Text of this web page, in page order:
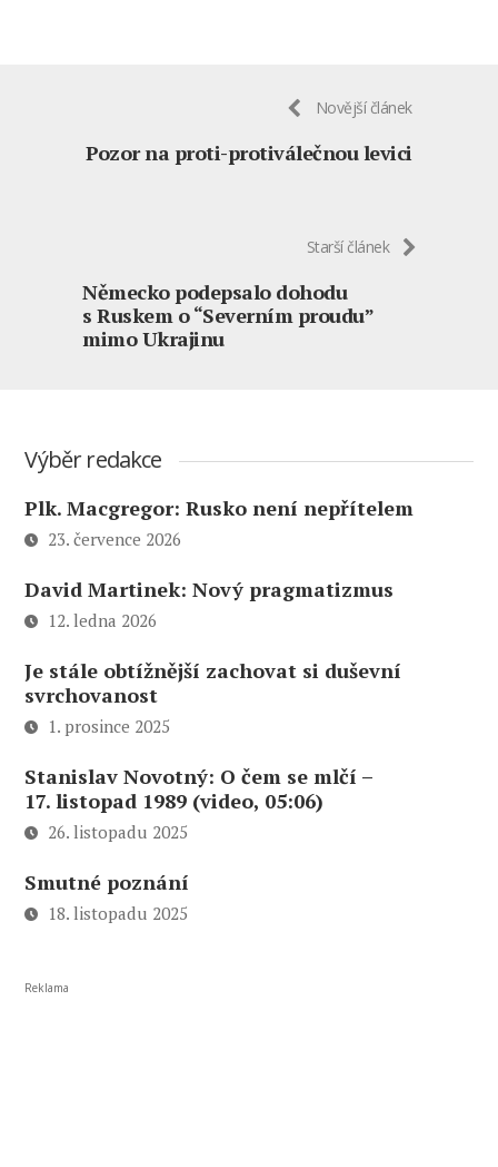
Novější článek
Pozor na proti-protiválečnou levici
Starší článek
Německo podepsalo dohodu
s Ruskem o “Severním proudu”
mimo Ukrajinu
Výběr redakce
Plk. Macgregor: Rusko není nepřítelem
23. července 2026
David Martinek: Nový pragmatizmus
12. ledna 2026
Je stále obtížnější zachovat si duševní
svrchovanost
1. prosince 2025
Stanislav Novotný: O čem se mlčí –
17. listopad 1989 (video, 05:06)
26. listopadu 2025
Smutné poznání
18. listopadu 2025
Reklama